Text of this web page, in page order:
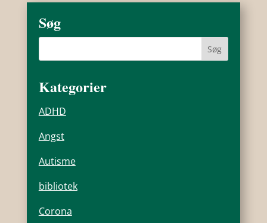
Søg
Kategorier
ADHD
Angst
Autisme
bibliotek
Corona